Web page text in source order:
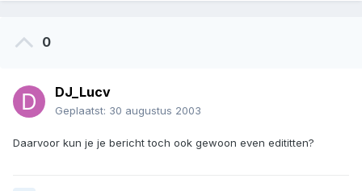
0
DJ_Lucv
Geplaatst: 30 augustus 2003
Daarvoor kun je je bericht toch ook gewoon even edititten?